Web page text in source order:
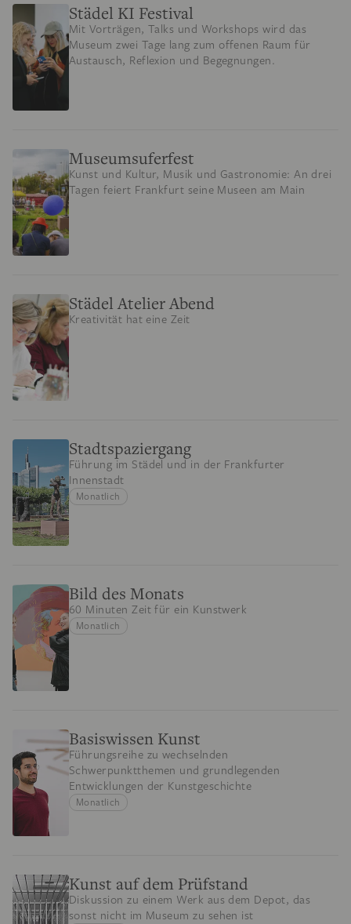
Städel KI Festival
Mit Vorträgen, Talks und Workshops wird das
Museum zwei Tage lang zum offenen Raum für
Austausch, Reflexion und Begegnungen.
Museumsuferfest
Kunst und Kultur, Musik und Gastronomie: An drei
Tagen feiert Frankfurt seine Museen am Main
Städel Atelier Abend
Kreativität hat eine Zeit
Stadtspaziergang
Führung im Städel und in der Frankfurter
Innenstadt
Monatlich
Bild des Monats
60 Minuten Zeit für ein Kunstwerk
Monatlich
Basiswissen Kunst
Führungsreihe zu wechselnden
Schwerpunktthemen und grundlegenden
Entwicklungen der Kunstgeschichte
Monatlich
Kunst auf dem Prüfstand
Diskussion zu einem Werk aus dem Depot, das
sonst nicht im Museum zu sehen ist